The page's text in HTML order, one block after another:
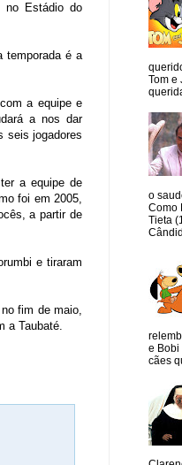
no Estádio do
temporada é a
a equipe e
a nos dar
seis jogadores
a equipe de
foi em 2005,
a partir de
e tiraram
fim de maio,
a Taubaté.
Tom e
o
Como
Tieta
e Bobi
cães